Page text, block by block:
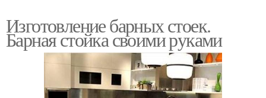
Изготовление барных стоек.
Барная стойка своими руками